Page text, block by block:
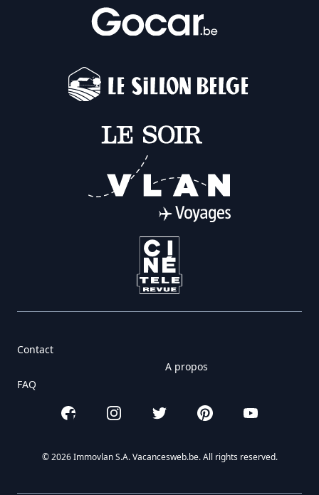
Contact
FAQ
A propos
FacebookInstagramTwitter PinterestYouTube
© 2026 Immovlan S.A. Vacancesweb.be. All rights reserved.